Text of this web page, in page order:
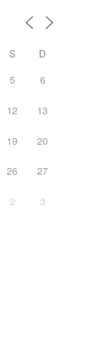
S
D
5 6
12 13
19 20
26 27
2 3